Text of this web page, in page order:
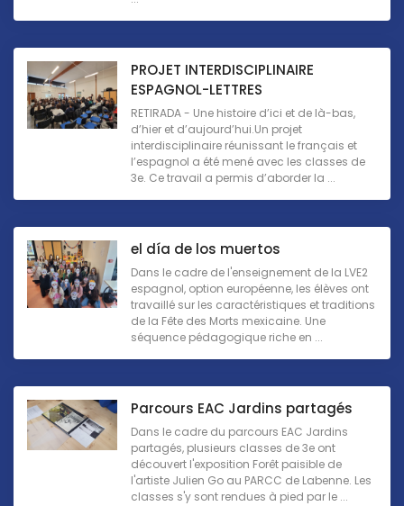
PROJET INTERDISCIPLINAIRE
ESPAGNOL-LETTRES
RETIRADA - Une histoire d’ici et de là-bas,
d’hier et d’aujourd’hui.Un projet
interdisciplinaire réunissant le français et
l’espagnol a été mené avec les classes de
3e. Ce travail a permis d’aborder la ...
el día de los muertos
Dans le cadre de l'enseignement de la LVE2
espagnol, option européenne, les élèves ont
travaillé sur les caractéristiques et traditions
de la Fête des Morts mexicaine. Une
séquence pédagogique riche en ...
Parcours EAC Jardins partagés
Dans le cadre du parcours EAC Jardins
partagés, plusieurs classes de 3e ont
découvert l'exposition Forêt paisible de
l'artiste Julien Go au PARCC de Labenne. Les
classes s'y sont rendues à pied par le ...